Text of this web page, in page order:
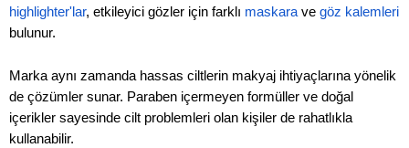
highlighter'lar, etkileyici gözler için farklı maskarave göz kalemleri
bulunur.
Marka aynı zamanda hassas ciltlerin makyaj ihtiyaçlarına yönelik
de çözümler sunar. Paraben içermeyen formüller ve doğal
içerikler sayesinde cilt problemleri olan kişiler de rahatlıkla
kullanabilir.